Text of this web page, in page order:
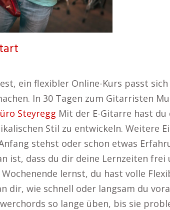
ein flexibler Online-Kurs passt
In 30 Tagen zum Gitarristen
Steyregg Mit der E-Gitarre hast du
Stil zu entwickeln. Weitere
stehst oder schon etwas
ist, dass du dir deine Lernzeiten
lernst, du hast volle
dir, wie schnell oder langsam du
so lange üben, bis sie